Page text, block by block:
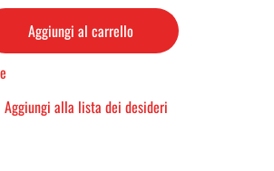
Aggiungi al carrello
Aggiungi alla lista dei desideri